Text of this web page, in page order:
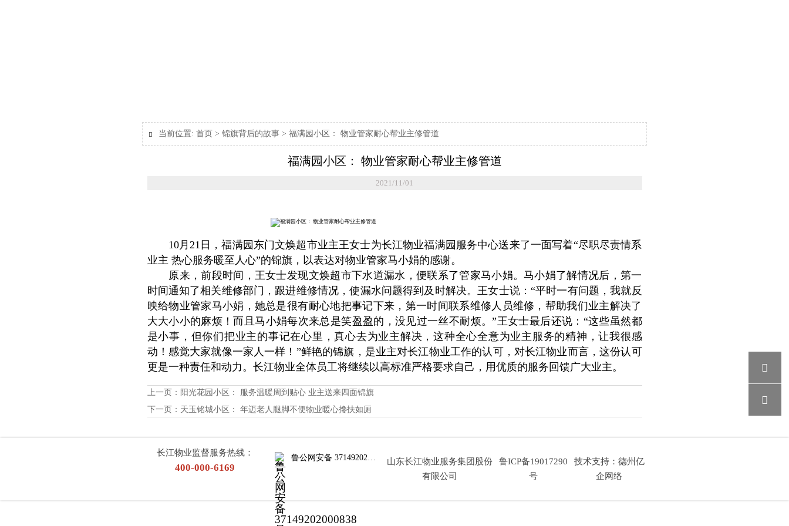
 当前位置: 首页 > 锦旗背后的故事> 福满园小区： 物业管家耐心帮业主修管道
福满园小区： 物业管家耐心帮业主修管道
2021/11/01
10月21日，福满园东门文焕超市业主王女士为长江物业福满园服务中心送来了一面写着“尽职尽责情系
业主 热心服务暖至人心”的锦旗，以表达对物业管家马小娟的感谢。
原来，前段时间，王女士发现文焕超市下水道漏水，便联系了管家马小娟。马小娟了解情况后，第一
时间通知了相关维修部门，跟进维修情况，使漏水问题得到及时解决。王女士说：“平时一有问题，我就反
映给物业管家马小娟，她总是很有耐心地把事记下来，第一时间联系维修人员维修，帮助我们业主解决了
大大小小的麻烦！而且马小娟每次来总是笑盈盈的，没见过一丝不耐烦。”王女士最后还说：“这些虽然都
是小事，但你们把业主的事记在心里，真心去为业主解决，这种全心全意为业主服务的精神，让我很感
动！感觉大家就像一家人一样！”鲜艳的锦旗，是业主对长江物业工作的认可，对长江物业而言，这份认可
更是一种责任和动力。长江物业全体员工将继续以高标准严格要求自己，用优质的服务回馈广大业主。
上一页： 阳光花园小区： 服务温暖周到贴心 业主送来四面锦旗
下一页： 天玉铭城小区： 年迈老人腿脚不便物业暖心搀扶如厕
长江物业监督服务热线：
400-000-6169
山东长江物业服务集团股份
有限公司
鲁ICP备19017290
号
技术支持：德州亿
企网络

